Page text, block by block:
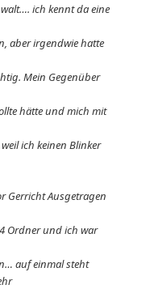
ich kennt da eine
aber irgendwie hatte
Mein Gegenüber
hätte und mich mit
ich keinen Blinker
Gerricht Ausgetragen
Ordner und ich war
auf einmal steht